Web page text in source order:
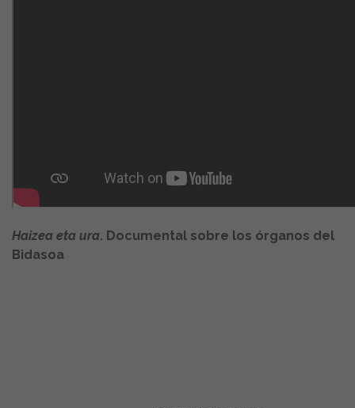
Haizea eta ura. Documental sobre los órganos del
Bidasoa